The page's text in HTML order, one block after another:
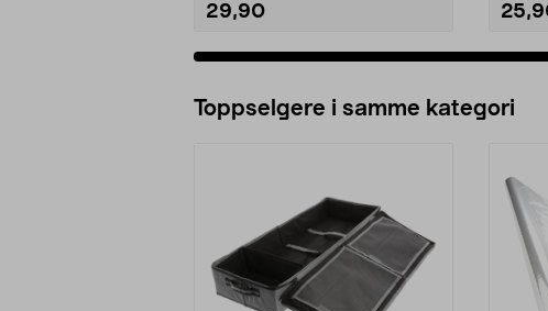
29,90
Toppselgere i samme kategori